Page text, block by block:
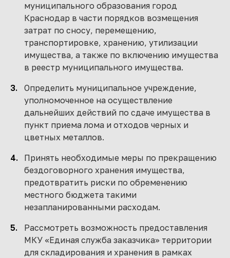
муниципального образования город
Краснодар в части порядков возмещения
затрат по сносу, перемещению,
транспортировке, хранению, утилизации
имущества, а также по включению имущества
в реестр муниципального имущества.
Определить муниципальное учреждение,
уполномоченное на осуществление
дальнейших действий по сдаче имущества в
пункт приема лома и отходов черных и
цветных металлов.
Принять необходимые меры по прекращению
бездоговорного хранения имущества,
предотвратить риски по обременению
местного бюджета такими
незапланированными расходам.
Рассмотреть возможность предоставления
МКУ «Единая служба заказчика» территории
для складирования и хранения в рамках